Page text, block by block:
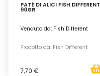
PATÉ DI ALICI FISH DIFFERENT
90GR
Venduto da: Fish Different
Prodotto da: Fish Different
7,70 €